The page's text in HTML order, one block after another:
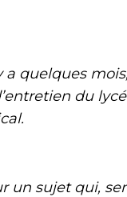
mois,
du
sujet qui,